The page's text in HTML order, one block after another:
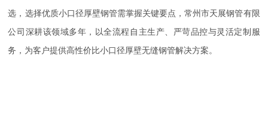
选，选择优质小口径厚壁钢管需掌握关键要点，常州市天展钢管有限
公司深耕该领域多年，以全流程自主生产、严苛品控与灵活定制服
务，为客户提供高性价比小口径厚壁无缝钢管解决方案。